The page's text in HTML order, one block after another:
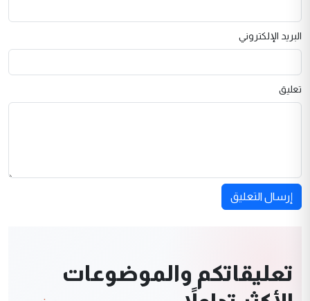
البريد الإلكتروني
تعليق
إرسال التعليق
تعليقاتكم والموضوعات